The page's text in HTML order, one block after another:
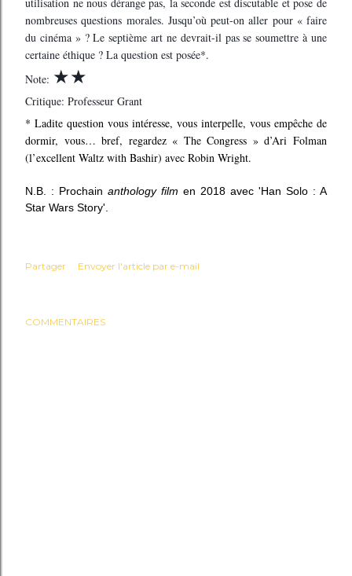
nombreuses questions morales. Jusqu’où peut-on aller pour « faire
du cinéma » ? Le septième art ne devrait-il pas se soumettre à une
certaine éthique ? La question est posée*.
Note: ★★
Critique: Professeur Grant
* Ladite question vous intéresse, vous interpelle, vous empêche de
dormir, vous… bref, regardez « The Congress » d’Ari Folman
(l’excellent Waltz with Bashir) avec Robin Wright.
N.B. : Prochain anthology film en 2018 avec 'Han Solo : A
Star Wars Story'.
Partager Envoyer l'article par e-mail
COMMENTAIRES